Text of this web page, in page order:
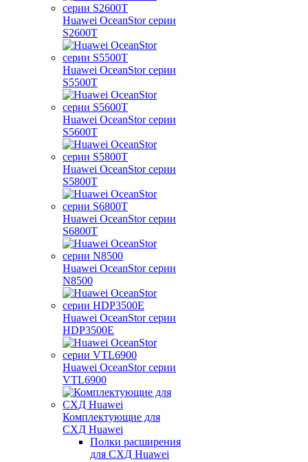
Huawei OceanStor серии
S2600T
Huawei OceanStor серии
S5500T
Huawei OceanStor серии
S5600T
Huawei OceanStor серии
S5800T
Huawei OceanStor серии
S6800T
Huawei OceanStor серии
N8500
Huawei OceanStor серии
HDP3500E
Huawei OceanStor серии
VTL6900
Комплектующие для
СХД Huawei
Полки расширения
для СХД Huawei